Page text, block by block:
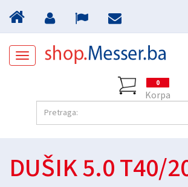
Toggle
navigation
0
Korpa
DUŠIK 5.0 T40/